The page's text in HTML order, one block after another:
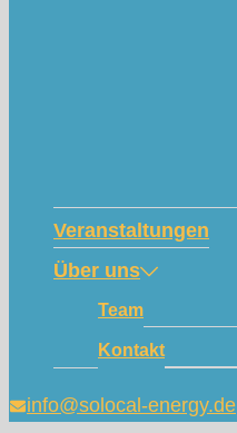
Veranstaltungen
Über uns
Team
Kontakt
info@solocal-energy.de